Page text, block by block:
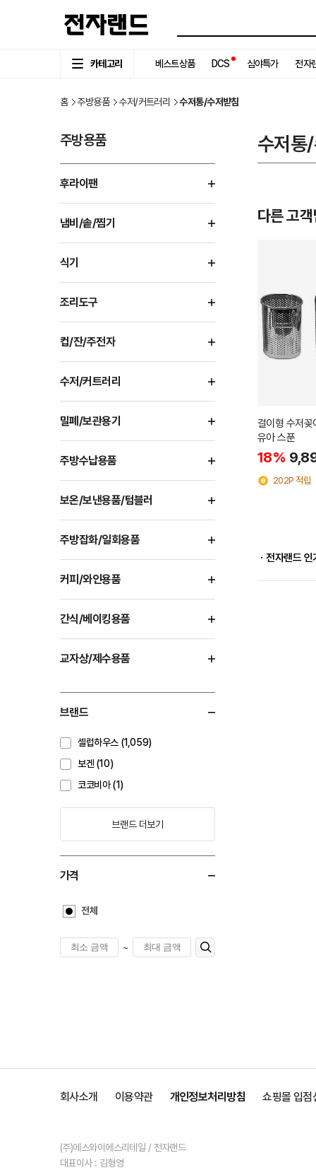
카테고리 베스트상품 DCS 심야특가 전자
홈 주방용품 수저/커트러리 수저통/수저받침
주방용품
후라이팬
냄비/솥/찜기
식기
조리도구
컵/잔/주전자
수저/커트러리
밀폐/보관용기
주방수납용품
보온/보낸용품/텀블러
주방잡화/일회용품
커피/와인용품
간식/베이킹용품
교자상/제수용품
브랜드
셀럽하우스 (1,059)
보겐 (10)
코코비아 (1)
브랜드 더보기
가격
전체
~
수저통
다른 고
걸이형 수저꽂
유아 스푼
18%
202P 적립
ㆍ전자랜드 인
회사소개 이용약관 개인정보처리방침 쇼핑몰 입점
(주)에스와이에스리테일 / 전자랜드
대표이사 : 김형영